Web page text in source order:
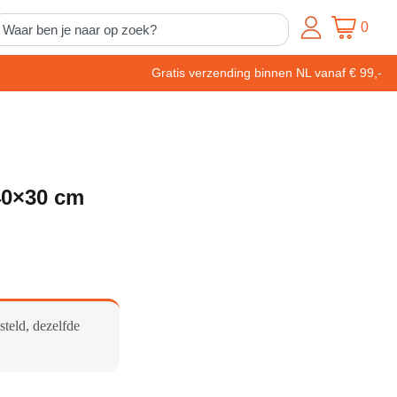
0
Gratis verzending binnen NL vanaf € 99,-
cm
dezelfde